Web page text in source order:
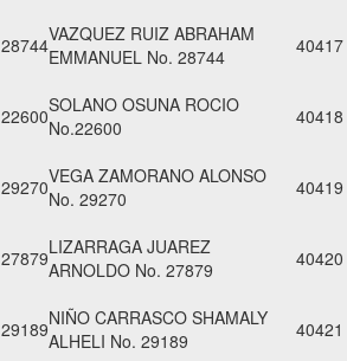
28744VAZQUEZ RUIZ ABRAHAM
EMMANUEL No. 28744
40417
22600SOLANO OSUNA ROCIO
No.22600
40418
29270VEGA ZAMORANO ALONSO
No. 29270
40419
27879LIZARRAGA JUAREZ
ARNOLDO No. 27879
40420
29189NIÑO CARRASCO SHAMALY
ALHELI No. 29189
40421